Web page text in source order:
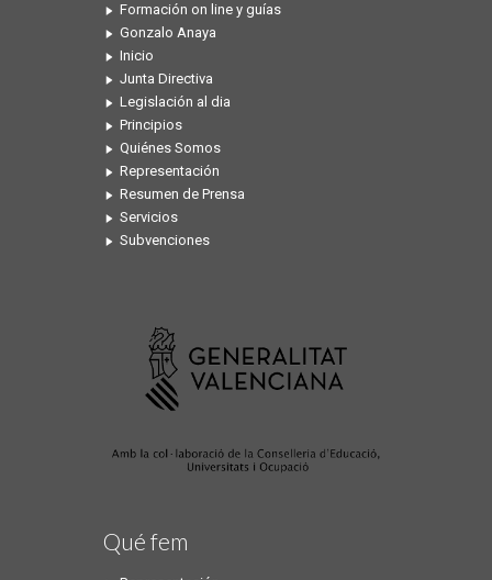
Formación on line y guías
Gonzalo Anaya
Inicio
Junta Directiva
Legislación al dia
Principios
Quiénes Somos
Representación
Resumen de Prensa
Servicios
Subvenciones
Qué fem